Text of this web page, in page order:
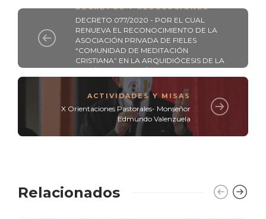
DECRETOS Y RESOLUCIONES
DECRETO 077/2020 - POR EL CUAL
RENUEVA EL RECONOCIMIENTO DE LA
ASOCIACIÓN PRIVADA DE FIELES
“COMUNIDAD DE MEDITACIÓN
CRISTIANA” EN LA ARQUIDIÓCESIS DE LA
SANTÍSIMA ASUNCIÓN.
ACTIVIDADES Y MISAS
X Orientaciones Pastorales- Monseñor
Edmundo Valenzuela
Relacionados